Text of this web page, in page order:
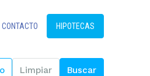
CONTACTO HIPOTECAS
Limpiar Buscar